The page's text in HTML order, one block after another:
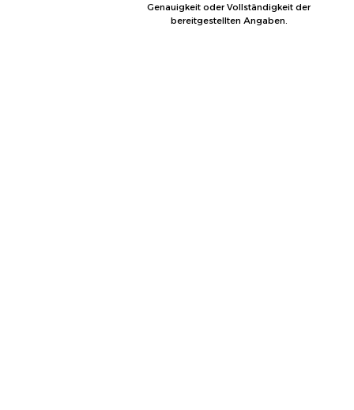
Genauigkeit oder Vollständigkeit der
bereitgestellten Angaben.